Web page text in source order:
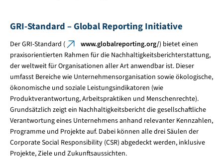
GRI-Standard – Global Reporting Initiative
Der GRI-Standard ( www.globalreporting.org/) bietet einen
praxisorientierten Rahmen für die Nachhaltigkeitsberichterstattung,
der weltweit für Organisationen aller Art anwendbar ist. Dieser
umfasst Bereiche wie Unternehmensorganisation sowie ökologische,
ökonomische und soziale Leistungsindikatoren (wie
Produktverantwortung, Arbeitspraktiken und Menschenrechte).
Grundsätzlich zeigt ein Nachhaltigkeitsbericht die gesellschaftliche
Verantwortung eines Unternehmens anhand relevanter Kennzahlen,
Programme und Projekte auf. Dabei können alle drei Säulen der
Corporate Social Responsibility (CSR) abgedeckt werden, inklusive
Projekte, Ziele und Zukunftsaussichten.